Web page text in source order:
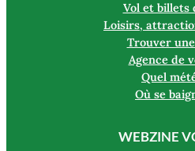
Vol et billets
Loisirs,
Trouver
Agence de
Quel
Où se
WEBZINE